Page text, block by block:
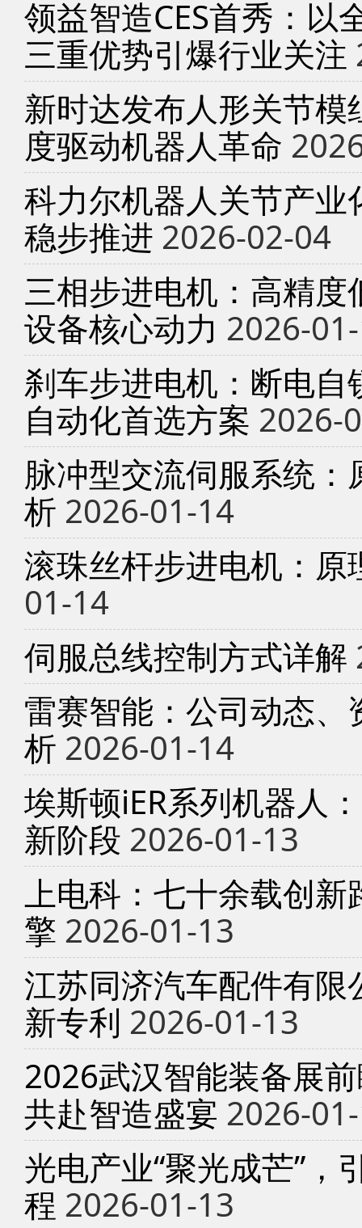
领益智造CES首秀：以
三重优势引爆行业关注
新时达发布人形关节
度驱动机器人革命
科力尔机器人关节产
稳步推进 2026-02-04
三相步进电机：高精
设备核心动力 2026-
刹车步进电机：断电
自动化首选方案 2026-
脉冲型交流伺服系统
析 2026-01-14
滚珠丝杆步进电机：
01-14
伺服总线控制方式详解
雷赛智能：公司动态
析 2026-01-14
埃斯顿iER系列机器人
新阶段 2026-01-13
上电科：七十余载创
擎 2026-01-13
江苏同济汽车配件有
新专利 2026-01-13
2026武汉智能装备展
共赴智造盛宴 2026-
光电产业“聚光成芒”，
程 2026-01-13